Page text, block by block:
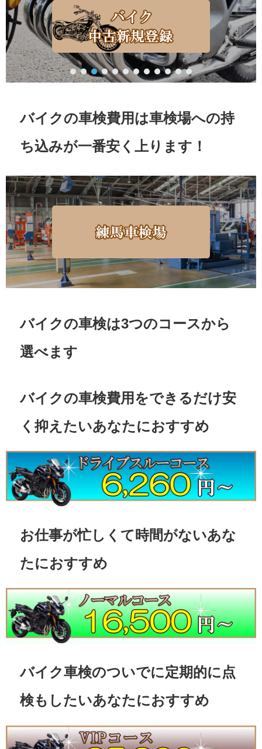
バイクの車検費用は車検場への持
ち込みが一番安く上ります！
バイクの車検は3つのコースから
選べます
バイクの車検費用をできるだけ安
く抑えたいあなたにおすすめ
お仕事が忙しくて時間がないあな
たにおすすめ
バイク車検のついでに定期的に点
検もしたいあなたにおすすめ